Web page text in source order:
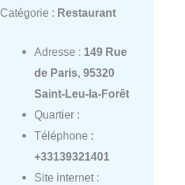
Catégorie : Restaurant
Adresse : 149 Rue
de Paris, 95320
Saint-Leu-la-Forêt
Quartier :
Téléphone :
+33139321401
Site internet :